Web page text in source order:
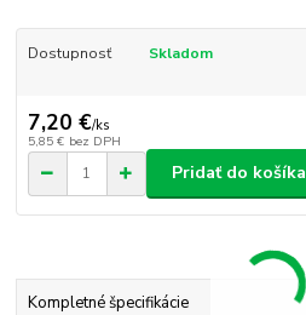
Dostupnosť Skladom
7,20 €/ks
5,85 € bez DPH
Pridať do košíka
Kompletné špecifikácie